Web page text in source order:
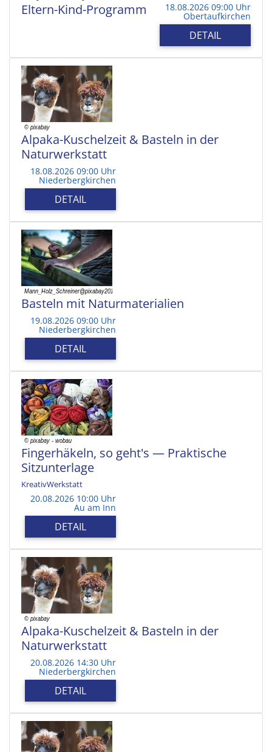
Eltern-Kind-Programm 18.08.2026 09:00 Uhr
Obertaufkirchen
DETAIL
Alpaka-Kuschelzeit & Basteln in der
Naturwerkstatt
18.08.2026 09:00 Uhr
Niederbergkirchen
DETAIL
Basteln mit Naturmaterialien
19.08.2026 09:00 Uhr
Niederbergkirchen
DETAIL
Fingerhäkeln, so geht's — Praktische
Sitzunterlage
KreativWerkstatt
20.08.2026 10:00 Uhr
Au am Inn
DETAIL
Alpaka-Kuschelzeit & Basteln in der
Naturwerkstatt
20.08.2026 14:30 Uhr
Niederbergkirchen
DETAIL